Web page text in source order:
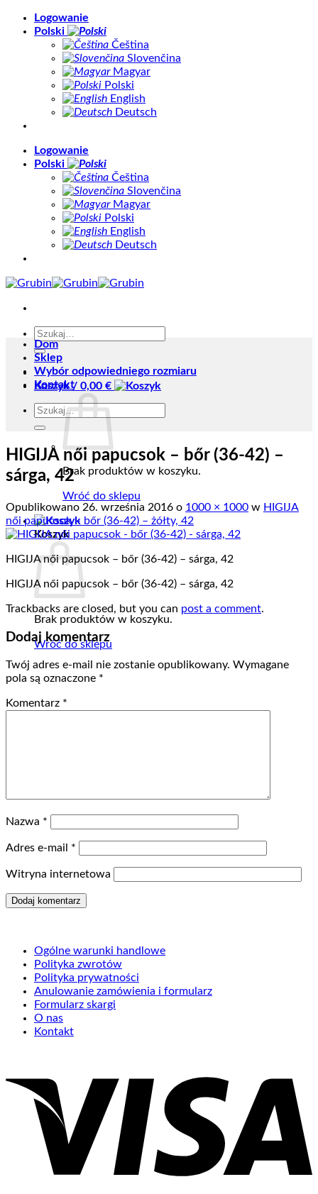
Skip
Logowanie
Polski
Čeština
Slovenčina
Magyar
Polski
English
Deutsch
Logowanie
Polski
Čeština
Slovenčina
Magyar
Polski
English
Deutsch
Szukaj:
Koszyk / 0,00 €
Brak produktów w koszyku.
Wróć do sklepu
Koszyk
Brak produktów w koszyku.
Wróć do sklepu
Dom
Sklep
Wybór odpowiedniego rozmiaru
Kontakt
Szukaj:
HIGIJA női papucsok – bőr (36-42) –
sárga, 42
Opublikowano 26. września 2016 o 1000 × 1000 w HIGIJA
női papucsok – bőr (36-42) – żółty, 42
HIGIJA női papucsok – bőr (36-42) – sárga, 42
HIGIJA női papucsok – bőr (36-42) – sárga, 42
Trackbacks are closed, but you can post a comment.
Dodaj komentarz
Twój adres e-mail nie zostanie opublikowany. Wymagane
pola są oznaczone *
Komentarz *
Nazwa *
Adres e-mail *
Witryna internetowa
Ogólne warunki handlowe
Polityka zwrotów
Polityka prywatności
Anulowanie zamówienia i formularz
Formularz skargi
O nas
Kontakt